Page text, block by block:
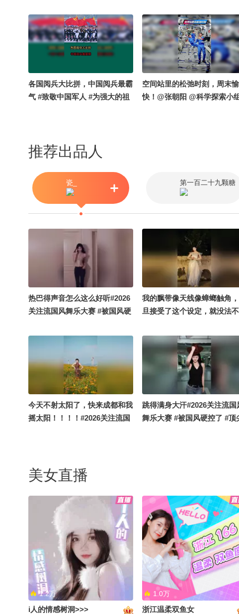
各国阅兵大比拼，中国阅兵最霸
气 #致敬中国军人 #为强大的祖
空间站里的松弛时刻，周末愉
快！@张朝阳 @科学探索小
老师水煮宇宙 @蒋院长讲航天
智贤律师
推荐出品人
瓷_ 第一百二十九颗糖
热巴得声音怎么这么好听#2026
关注流国风舞乐大赛 #被国风硬
我的飘带像天线像蟑螂触角
旦接受了这个设定，就没法
#2026关注流国风舞乐大赛
今天不射太阳了，快来成都和我
摇太阳！！！！#2026关注流国
跳得满身大汗#2026关注流国
舞乐大赛 #被国风硬控了 #顶
下班停好车顺便就跳一段吧#顶
尖舞者 #被国风硬控了 #2026关
注流国风舞乐大赛
快乐或许各有不同，但遗憾
念永远相通。#2026关注流国
舞乐大赛 #被国风硬控了 #顶
舞者
美女直播
1.2万
i人的情感树洞>>>
1.0万
浙江温柔双鱼女